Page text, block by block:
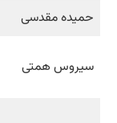
حمیده مقدسی
سیروس همتی